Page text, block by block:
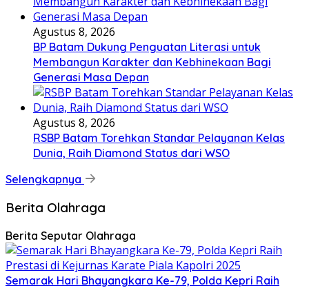
Agustus 8, 2026
BP Batam Dukung Penguatan Literasi untuk
Membangun Karakter dan Kebhinekaan Bagi
Generasi Masa Depan
Agustus 8, 2026
RSBP Batam Torehkan Standar Pelayanan Kelas
Dunia, Raih Diamond Status dari WSO
Selengkapnya
Berita Olahraga
Berita Seputar Olahraga
Semarak Hari Bhayangkara Ke-79, Polda Kepri Raih